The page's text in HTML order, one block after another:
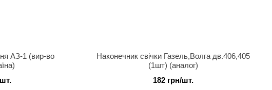
АЗ-1 (вир-во
Наконечник свічки Газель,Волга дв.406,405
(1шт) (аналог)
182 грн/шт.